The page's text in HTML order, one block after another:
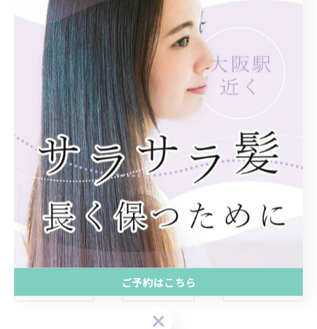
大阪駅近辺でストレートの相談
大阪駅近くで行うトリートメント
大阪駅近くで実施する縮毛矯正
--------------------------------------------------------------------
カラー ストレート トリートメント 縮毛矯正 ヘッドスパ
一覧に戻る
ご予約はこちら